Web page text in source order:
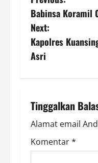
o
s
t
a
v
i
Babinsa Koramil
Next:
Kapolres
Asri
Tinggalkan
Alamat email
Komentar*